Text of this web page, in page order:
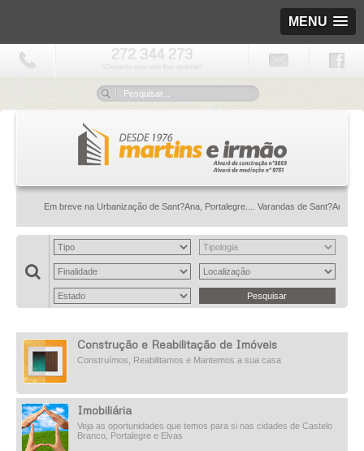
MENU
272 344 273
Em breve na Urbanização de Sant?Ana, Portalegre.... Varandas de Sant?Ana:
Construção e Reabilitação de Imóveis
Construímos, Reabilitamos e Mantemos a sua casa
Imobiliária
Veja as oportunidades que temos para si nas cidades de Castelo
Branco, Portalegre e Elvas